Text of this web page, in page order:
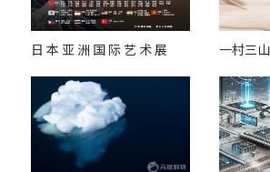
日 本 亚 洲 国 际 艺 术 展